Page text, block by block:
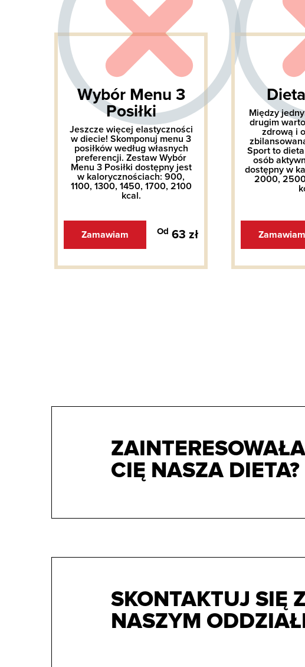
Wybór Menu 3
Posiłki
Jeszcze więcej elastyczności
w diecie! Skomponuj menu 3
posiłków według własnych
preferencji. Zestaw Wybór
Menu 3 Posiłki dostępny jest
w kalorycznościach: 900,
1100, 1300, 1450, 1700, 2100
kcal.
Zamawiam Od 63 zł
Między
drugim
zdrową i
Sport to
osób
dostępny w
2000,
Zamawiam
ZAINTERESOWAŁA
CIĘ NASZA DIETA?
SKONTAKTUJ SIĘ Z
NASZYM